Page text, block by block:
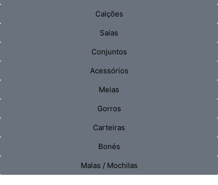
Calções
Saias
Conjuntos
Acessórios
Meias
Gorros
Carteiras
Bonés
Malas / Mochilas